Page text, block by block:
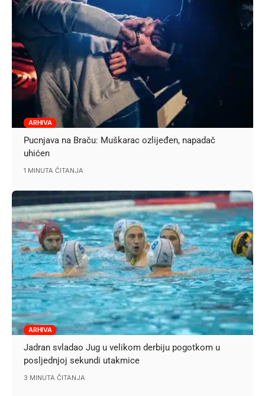
ARHIVA
Pucnjava na Braču: Muškarac ozlijeđen, napadač
uhićen
1 MINUTA ČITANJA
ARHIVA
Jadran svladao Jug u velikom derbiju pogotkom u
posljednjoj sekundi utakmice
3 MINUTA ČITANJA